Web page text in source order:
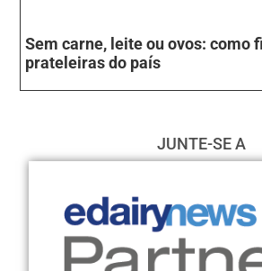
Sem carne, leite ou ovos: como
prateleiras do país
JUNTE-SE A